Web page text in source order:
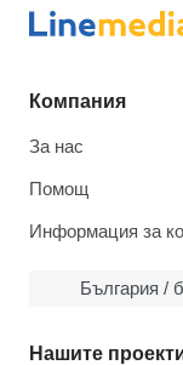
Компания
За нас
Помощ
Информация за
България /
Нашите